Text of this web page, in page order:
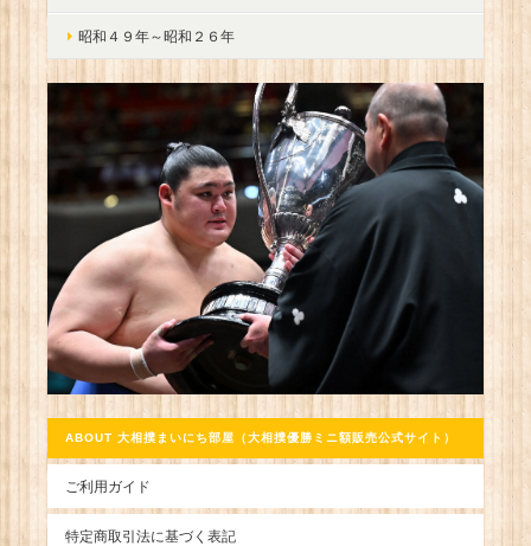
昭和４９年～昭和２６年
ABOUT 大相撲まいにち部屋（大相撲優勝ミニ額販売公式サイト）
ご利用ガイド
特定商取引法に基づく表記